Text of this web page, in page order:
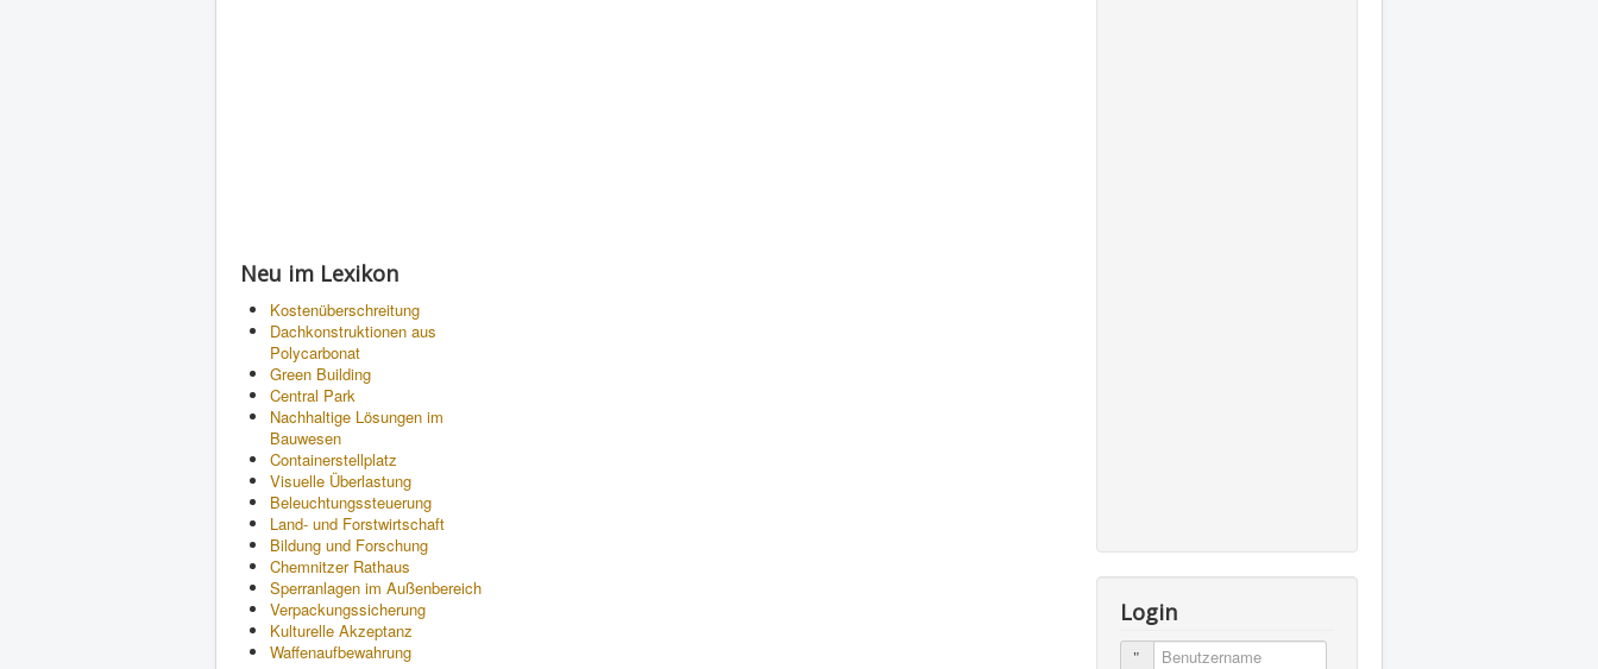
Neu im Lexikon
Kostenüberschreitung
Dachkonstruktionen aus
Polycarbonat
Green Building
Central Park
Nachhaltige Lösungen im
Bauwesen
Containerstellplatz
Visuelle Überlastung
Beleuchtungssteuerung
Land- und Forstwirtschaft
Bildung und Forschung
Chemnitzer Rathaus
Sperranlagen im Außenbereich
Verpackungssicherung
Kulturelle Akzeptanz
Waffenaufbewahrung
Login
Benutzername